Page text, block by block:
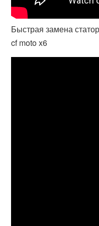
Быстрая замена
cf moto x6